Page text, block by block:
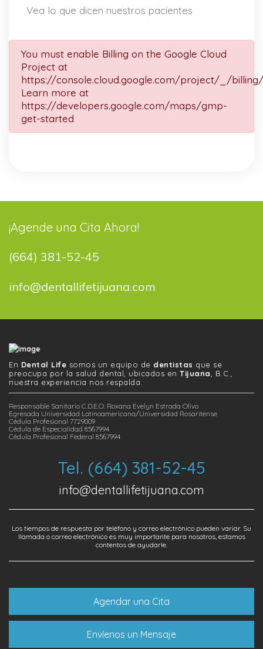
Vea lo que dicen nuestros pacientes
You must enable Billing on the Google Cloud
Project at
https://console.cloud.google.com/project/_/
Learn more at
https://developers.google.com/maps/gmp-
get-started
¡Agende una Cita Ahora!
(664) 381-52-45
info@dentallifetijuana.com
En Dental Life somos un equipo de dentistas que se
preocupa por la salud dental, ubicados en Tijuana, B.C.,
nuestra experiencia nos respalda.
Responsable Sanitario C.D.E.O. Roxana Evelyn Estrada Olivo
Egresada Universidad Latinoamericana/Universidad Rosaritense
Cédula Profesional 7729009
Cédula de Especialidad 8567994
Cédula Profesional Federal 8567994
Tel. (664) 381-52-45
info@dentallifetijuana.com
Los tiempos de respuesta por teléfono y correo electrónico pueden variar. Su
llamada o correo electrónico es muy importante para nosotros, estamos
contentos de ayudarle.
Agendar una Cita
Envíenos un Mensaje